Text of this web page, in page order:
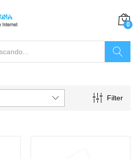
0
Filter